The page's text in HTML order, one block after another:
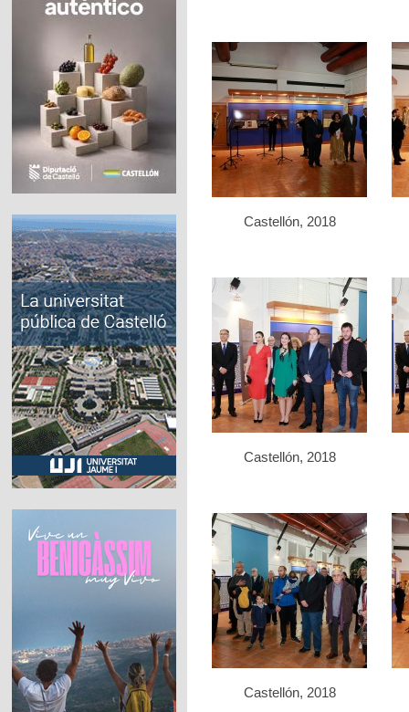
Castellón, 2018
Castellón, 2018
Castellón, 2018